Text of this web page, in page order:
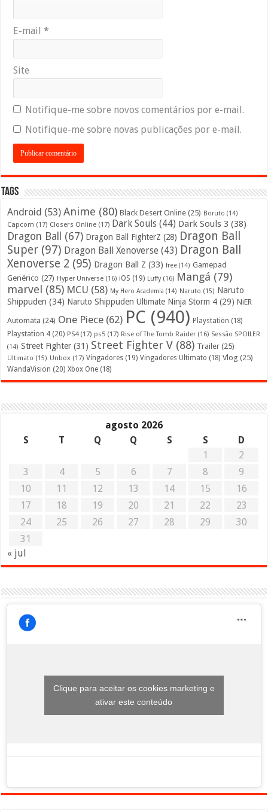
E-mail*
Site
Notifique-me sobre novos comentários por e-mail.
Notifique-me sobre novas publicações por e-mail.
Tags
Android (53) Anime (80) Black Desert Online (25) Boruto (14)
Capcom (17) Closers Online (17) Dark Souls (44) Dark Souls 3 (38)
Dragon Ball (67) Dragon Ball FighterZ (28) Dragon Ball
Super (97) Dragon Ball Xenoverse (43) Dragon Ball
Xenoverse 2 (95) Dragon Ball Z (33) free (14) Gamepad
Genérico (27) Hyper Universe (16) iOS (19) Luffy(16) Mangá (79)
marvel (85) MCU (58) My Hero Academia (14) Naruto (15) Naruto
Shippuden (34) Naruto Shippuden Ultimate Ninja Storm 4 (29) NiER
Automata (24) One Piece (62) PC (940) Playstation (18)
Playstation 4 (20) PS4(17) ps5 (17) Rise of The Tomb Raider (16) Sessão SPOILER
(14) Street Fighter (31) Street Fighter V (88) Trailer (25)
Ultimato (15) Unbox (17) Vingadores (19) Vingadores Ultimato (18) Vlog (25)
WandaVision (20) Xbox One (18)
agosto 2026
S
T Q Q S S
D
1
2
3
4 5 6 7 8
9
10
11 12 13 14 15
16
17
18 19 20 21 22
23
24
25 26 27 28 29
30
31
« jul
Clique para aceitar os cookies marketing e
ativar este conteúdo